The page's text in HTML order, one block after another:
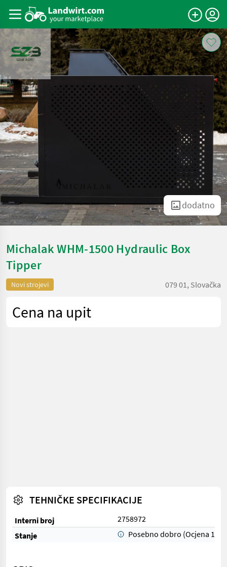
dodatno
Michalak WHM-1500 Hydraulic Box
Tipper
Novi strojevi 079 01, Slovačka
Cena na upit
TEHNIČKE SPECIFIKACIJE
Interni broj
2758972
Stanje
Posebno dobro (Ocjena 1)